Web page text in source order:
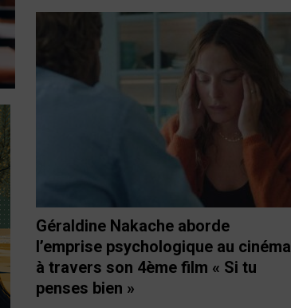
Géraldine Nakache aborde
l’emprise psychologique au cinéma
à travers son 4ème film « Si tu
penses bien »